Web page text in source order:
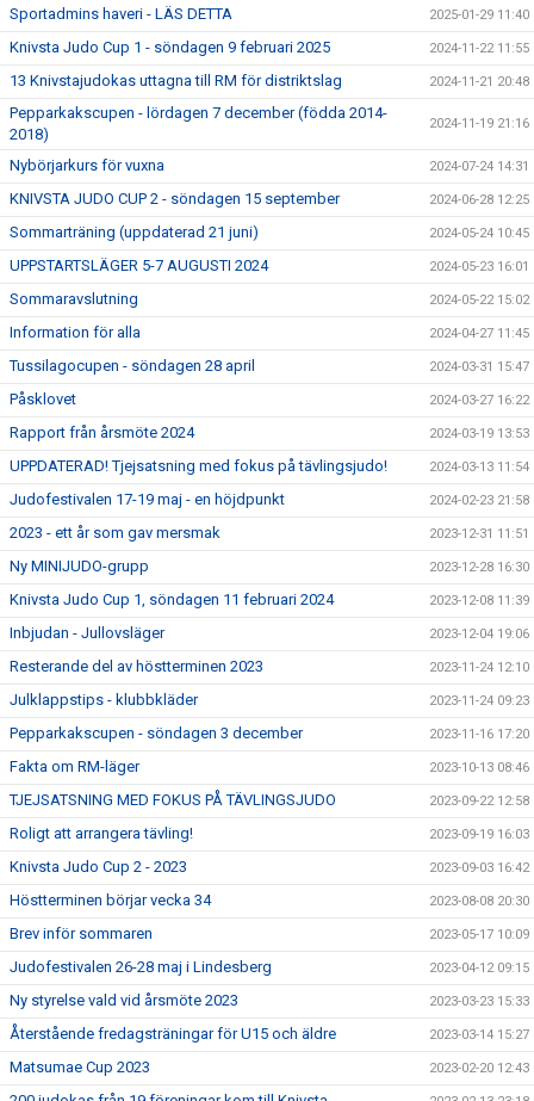
Sportadmins haveri - LÄS DETTA 2025-01-29 11:40
Knivsta Judo Cup 1 - söndagen 9 februari 2025 2024-11-22 11:55
13 Knivstajudokas uttagna till RM för distriktslag 2024-11-21 20:48
Pepparkakscupen - lördagen 7 december (födda 2014-
2018)
2024-11-19 21:16
Nybörjarkurs för vuxna 2024-07-24 14:31
KNIVSTA JUDO CUP 2 - söndagen 15 september 2024-06-28 12:25
Sommarträning (uppdaterad 21 juni) 2024-05-24 10:45
UPPSTARTSLÄGER 5-7 AUGUSTI 2024 2024-05-23 16:01
Sommaravslutning 2024-05-22 15:02
Information för alla 2024-04-27 11:45
Tussilagocupen - söndagen 28 april 2024-03-31 15:47
Påsklovet 2024-03-27 16:22
Rapport från årsmöte 2024 2024-03-19 13:53
UPPDATERAD! Tjejsatsning med fokus på tävlingsjudo! 2024-03-13 11:54
Judofestivalen 17-19 maj - en höjdpunkt 2024-02-23 21:58
2023 - ett år som gav mersmak 2023-12-31 11:51
Ny MINIJUDO-grupp 2023-12-28 16:30
Knivsta Judo Cup 1, söndagen 11 februari 2024 2023-12-08 11:39
Inbjudan - Jullovsläger 2023-12-04 19:06
Resterande del av höstterminen 2023 2023-11-24 12:10
Julklappstips - klubbkläder 2023-11-24 09:23
Pepparkakscupen - söndagen 3 december 2023-11-16 17:20
Fakta om RM-läger 2023-10-13 08:46
TJEJSATSNING MED FOKUS PÅ TÄVLINGSJUDO 2023-09-22 12:58
Roligt att arrangera tävling! 2023-09-19 16:03
Knivsta Judo Cup 2 - 2023 2023-09-03 16:42
Höstterminen börjar vecka 34 2023-08-08 20:30
Brev inför sommaren 2023-05-17 10:09
Judofestivalen 26-28 maj i Lindesberg 2023-04-12 09:15
Ny styrelse vald vid årsmöte 2023 2023-03-23 15:33
Återstående fredagsträningar för U15 och äldre 2023-03-14 15:27
Matsumae Cup 2023 2023-02-20 12:43